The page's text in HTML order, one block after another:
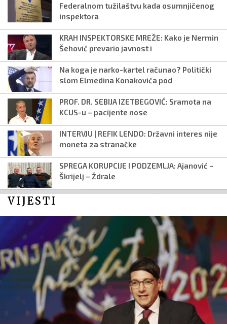
Federalnom tužilaštvu kada osumnjičenog
inspektora
KRAH INSPEKTORSKE MREŽE: Kako je Nermin
Šehović prevario javnost i
Na koga je narko-kartel računao? Politički
slom Elmedina Konakovića pod
PROF. DR. SEBIJA IZETBEGOVIĆ: Sramota na
KCUS-u – pacijente nose
INTERVJU | REFIK LENDO: Državni interes nije
moneta za stranačke
SPREGA KORUPCIJE I PODZEMLJA: Ajanović –
Škrijelj – Ždrale
VIJESTI